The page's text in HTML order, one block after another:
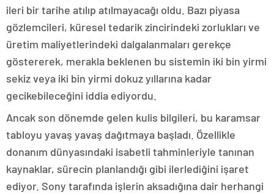
ileri bir tarihe atılıp atılmayacağı oldu. Bazı piyasa
gözlemcileri, küresel tedarik zincirindeki zorlukları ve
üretim maliyetlerindeki dalgalanmaları gerekçe
göstererek, merakla beklenen bu sistemin iki bin yirmi
sekiz veya iki bin yirmi dokuz yıllarına kadar
gecikebileceğini iddia ediyordu.
Ancak son dönemde gelen kulis bilgileri, bu karamsar
tabloyu yavaş yavaş dağıtmaya başladı. Özellikle
donanım dünyasındaki isabetli tahminleriyle tanınan
kaynaklar, sürecin planlandığı gibi ilerlediğini işaret
ediyor. Sony tarafında işlerin aksadığına dair herhangi